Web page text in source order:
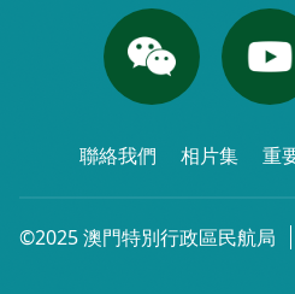
聯絡我們 相片集 重
©2025 澳門特別行政區民航局